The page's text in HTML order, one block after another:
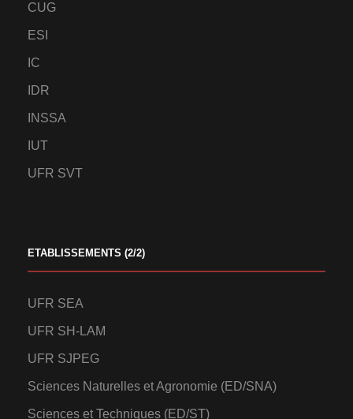
CUG
ESI
IC
IDR
INSSA
IUT
UFR SVT
ETABLISSEMENTS (2/2)
UFR SEA
UFR SH-LAM
UFR SJPEG
Sciences Naturelles et Agronomie (ED/SNA)
Sciences et Techniques (ED/ST)